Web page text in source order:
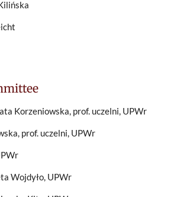
Korzeniowska, prof. uczelni, UPWr
prof. uczelni, UPWr
Wojdyło, UPWr